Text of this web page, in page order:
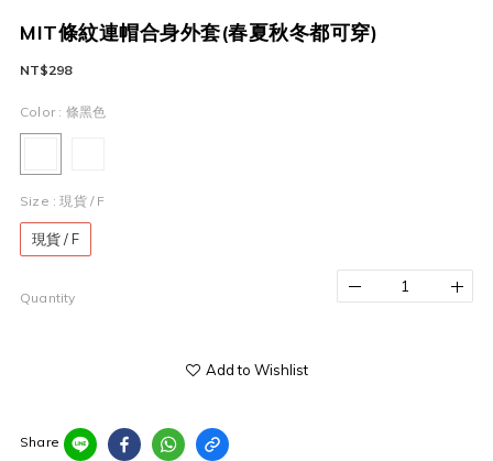
MIT條紋連帽合身外套(春夏秋冬都可穿)
NT$298
Color : 條黑色
Size : 現貨 / F
現貨 / F
Quantity
Add to Wishlist
Share